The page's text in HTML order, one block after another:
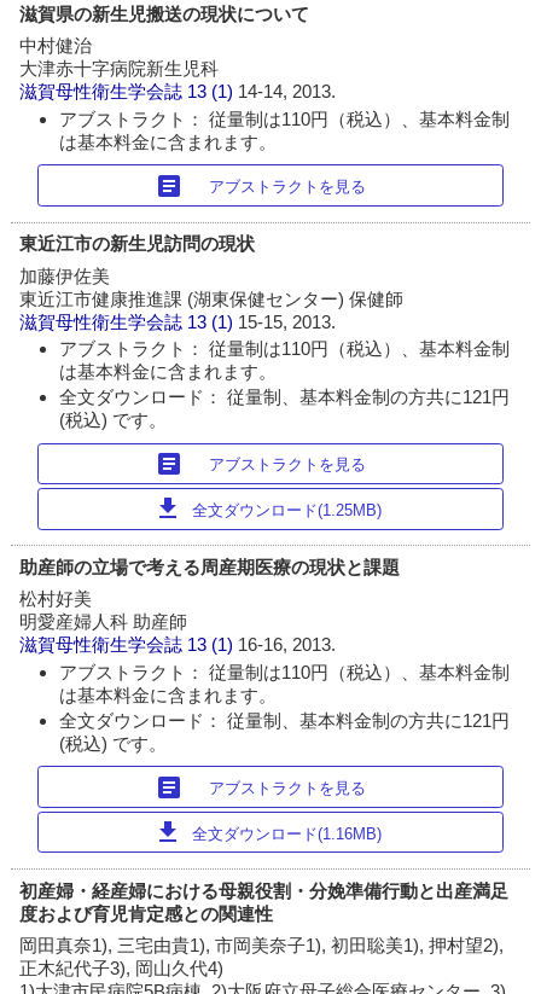
滋賀県の新生児搬送の現状について
中村健治
大津赤十字病院新生児科
滋賀母性衛生学会誌 13 (1) 14-14, 2013.
アブストラクト： 従量制は110円（税込）、基本料金制
は基本料金に含まれます。
article アブストラクトを見る
東近江市の新生児訪問の現状
加藤伊佐美
東近江市健康推進課 (湖東保健センター) 保健師
滋賀母性衛生学会誌 13 (1) 15-15, 2013.
アブストラクト： 従量制は110円（税込）、基本料金制
は基本料金に含まれます。
全文ダウンロード： 従量制、基本料金制の方共に121円
(税込) です。
article アブストラクトを見る
download 全文ダウンロード(1.25MB)
助産師の立場で考える周産期医療の現状と課題
松村好美
明愛産婦人科 助産師
滋賀母性衛生学会誌 13 (1) 16-16, 2013.
アブストラクト： 従量制は110円（税込）、基本料金制
は基本料金に含まれます。
全文ダウンロード： 従量制、基本料金制の方共に121円
(税込) です。
article アブストラクトを見る
download 全文ダウンロード(1.16MB)
初産婦・経産婦における母親役割・分娩準備行動と出産満足
度および育児肯定感との関連性
岡田真奈1), 三宅由貴1), 市岡美奈子1), 初田聡美1), 押村望2),
正木紀代子3), 岡山久代4)